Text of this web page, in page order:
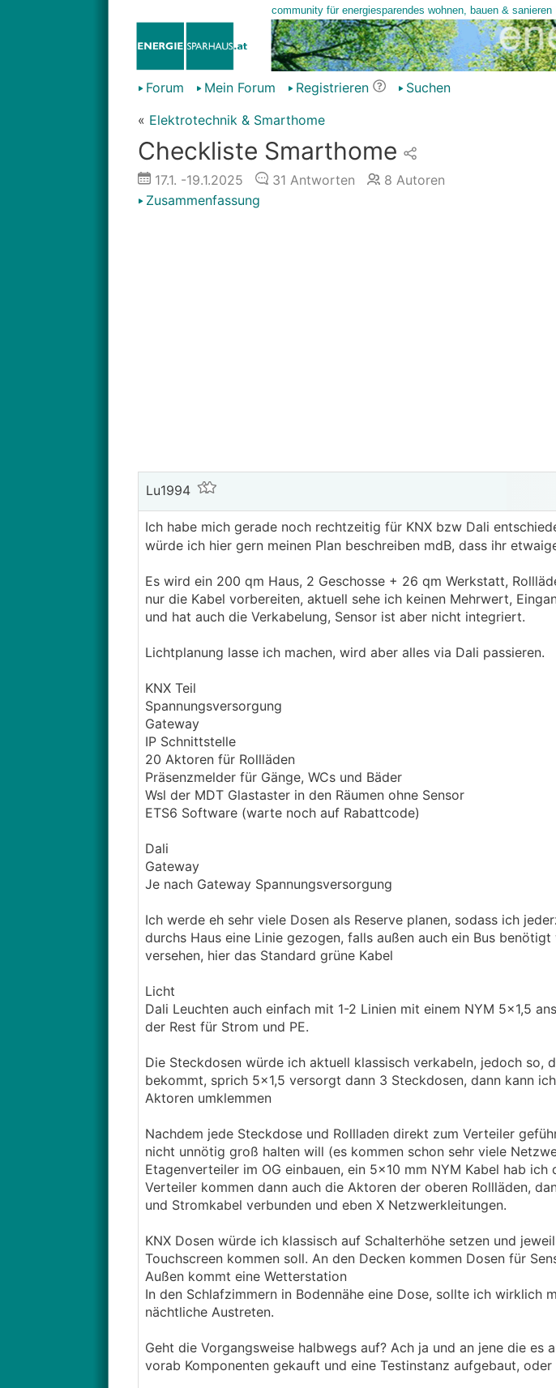
Forum Mein Forum Registrieren
Suchen
« Elektrotechnik & Smarthome
Checkliste Smarthome
17.1. -19.1.2025 31 Antworten 8 Autoren
Zusammenfassung
Lu1994
Ich habe mich gerade noch rechtzeitig für KNX bzw Dali
würde ich hier gern meinen Plan beschreiben mdB, dass ihr
Es wird ein 200 qm Haus, 2 Geschosse + 26 qm Werkstatt,
nur die Kabel vorbereiten, aktuell sehe ich keinen Mehrwert,
und hat auch die Verkabelung, Sensor ist aber nicht integriert.
Lichtplanung lasse ich machen, wird aber alles via Dali passieren.
KNX Teil
Spannungsversorgung
Gateway
IP Schnittstelle
20 Aktoren für Rollläden
Präsenzmelder für Gänge, WCs und Bäder
Wsl der MDT Glastaster in den Räumen ohne Sensor
ETS6 Software (warte noch auf Rabattcode)
Dali
Gateway
Je nach Gateway Spannungsversorgung
Ich werde eh sehr viele Dosen als Reserve planen, sodass ich
durchs Haus eine Linie gezogen, falls außen auch ein Bus
versehen, hier das Standard grüne Kabel
Licht
Dali Leuchten auch einfach mit 1-2 Linien mit einem NYM 5x1,5
der Rest für Strom und PE.
Die Steckdosen würde ich aktuell klassisch verkabeln, jedoch so,
bekommt, sprich 5x1,5 versorgt dann 3 Steckdosen, dann kann
Aktoren umklemmen
Nachdem jede Steckdose und Rollladen direkt zum Verteiler
nicht unnötig groß halten will (es kommen schon sehr viele
Etagenverteiler im OG einbauen, ein 5x10 mm NYM Kabel hab
Verteiler kommen dann auch die Aktoren der oberen Rollläden,
und Stromkabel verbunden und eben X Netzwerkleitungen.
KNX Dosen würde ich klassisch auf Schalterhöhe setzen und
Touchscreen kommen soll. An den Decken kommen Dosen für
Außen kommt eine Wetterstation
In den Schlafzimmern in Bodennähe eine Dose, sollte ich wirklich
nächtliche Austreten.
Geht die Vorgangsweise halbwegs auf? Ach ja und an jene die es
vorab Komponenten gekauft und eine Testinstanz aufgebaut,